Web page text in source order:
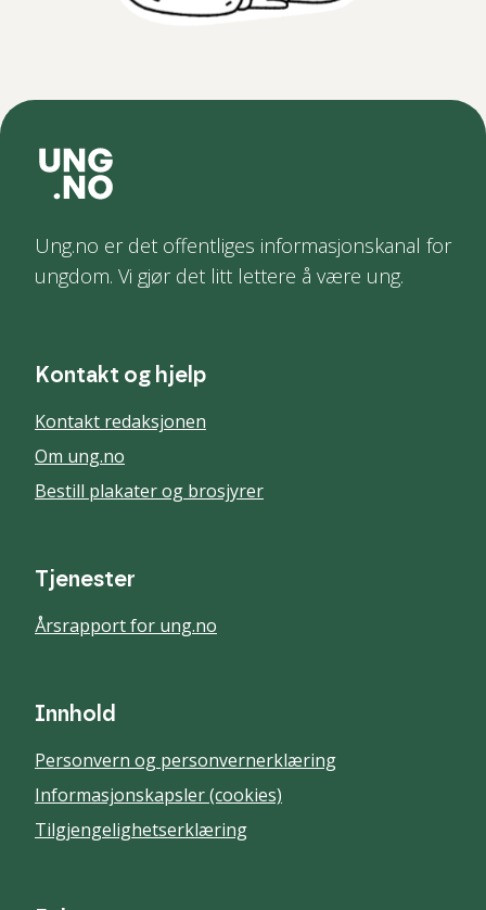
Ung.no er det offentliges informasjonskanal for
ungdom. Vi gjør det litt lettere å være ung.
Kontakt og hjelp
Kontakt redaksjonen
Om ung.no
Bestill plakater og brosjyrer
Tjenester
Årsrapport for ung.no
Innhold
Personvern og personvernerklæring
Informasjonskapsler (cookies)
Tilgjengelighetserklæring